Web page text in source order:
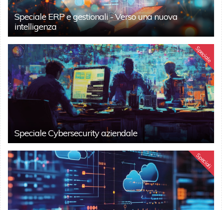
Speciale ERP e gestionali - Verso una nuova
intelligenza
Speciale
Speciale Cybersecurity aziendale
Speciali